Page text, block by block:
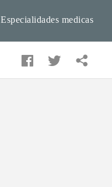
Especialidades medicas